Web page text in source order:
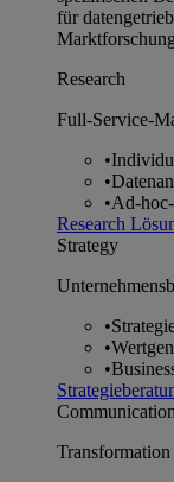
für
Research
Full-Service-
•
•
•Ad-
Research
Strategy
•
•
•
Communication